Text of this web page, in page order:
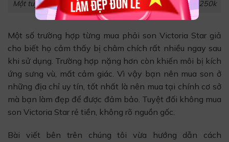
Một tuýp son kích màu môi Victoria Star có giá khoảng 250k
Một số trường hợp từng mua phải son Victoria Star giả
cho biết họ cảm thấy bị châm chích rất nhiều ngay sau
khi sử dụng. Trường hợp nặng hơn còn khiến môi bị kích
ứng sưng vù, mất cảm giác. Vì vậy bạn nên mua son ở
những địa chỉ uy tín, tốt nhất là nên mua tại chính cơ sở
mà bạn làm đẹp để được đảm bảo. Tuyệt đối không mua
son Victoria Star rẻ tiền, không rõ nguồn gốc.
Bài viết bên trên chúng tôi vừa hướng dẫn cách